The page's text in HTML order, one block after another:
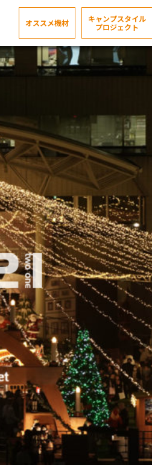
オススメ機材
キャンプスタイル
プロジェクト